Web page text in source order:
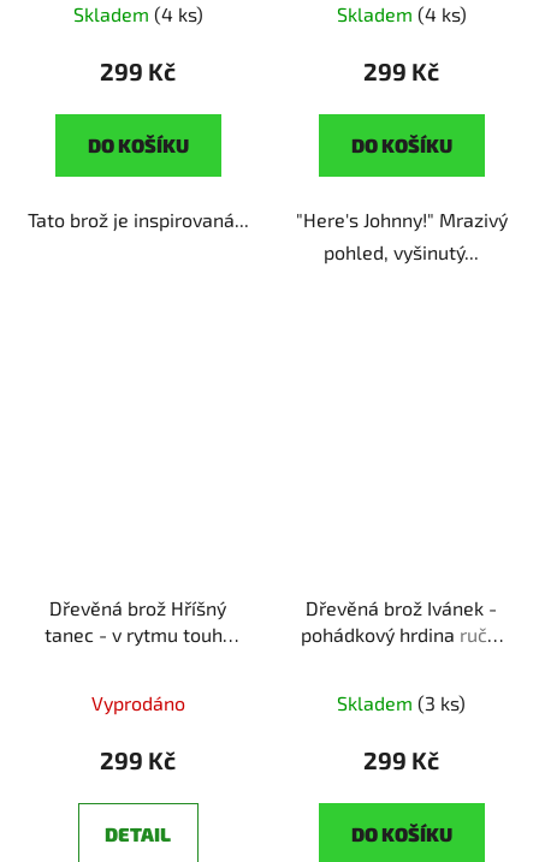
Skladem (4 ks)
299 Kč
DO KOŠÍKU
Tato brož je inspirovaná...
fanoušky hororu
Skladem (4 ks)
299 Kč
DO KOŠÍKU
"Here's Johnny!" Mrazivý
pohled, vyšinutý...
Dřevěná brož Hříšný
tanec - v rytmu touhy
duše
Vyprodáno
299 Kč
DETAIL
Dřevěná brož Ivánek -
pohádkový hrdina ruční
Skladem (3 ks)
299 Kč
DO KOŠÍKU